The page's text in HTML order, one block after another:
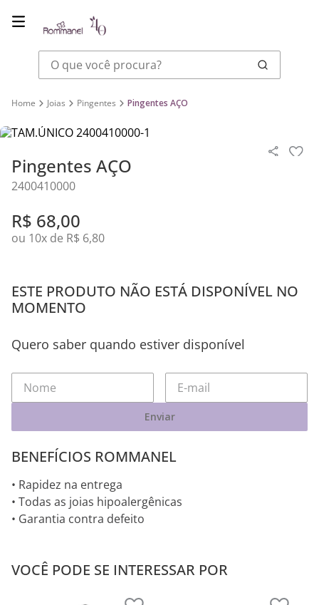
O que você procura?
Joias Pingentes Pingentes AÇO
Pingentes AÇO
2400410000
R$ 68,00
ou 10x de R$ 6,80
ESTE PRODUTO NÃO ESTÁ DISPONÍVEL NO
MOMENTO
Quero saber quando estiver disponível
Enviar
BENEFÍCIOS ROMMANEL
• Rapidez na entrega
• Todas as joias hipoalergênicas
• Garantia contra defeito
VOCÊ PODE SE INTERESSAR POR